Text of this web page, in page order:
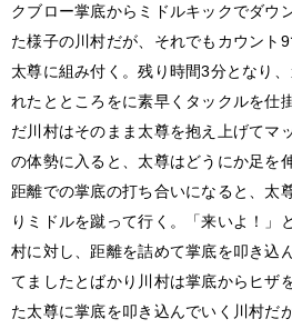
クブロー掌底からミドルキックでダウ
た様子の川村だが、それでもカウント
太尊に組み付く。残り時間3分となり
れたとところをに素早くタックルを仕
だ川村はそのまま太尊を抱え上げてマ
の体勢に入ると、太尊はどうにか足を
距離での掌底の打ち合いになると、太
りミドルを蹴って行く。「来いよ！」
村に対し、距離を詰めて掌底を叩き込
てましたとばかり川村は掌底からヒザ
た太尊に掌底を叩き込んでいく川村だ